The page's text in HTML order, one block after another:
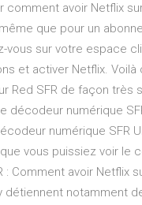
comment avoir Netflix
que pour un
vous sur votre espace
et activer Netflix. Voilà
Red SFR de façon très
décodeur numérique
numérique SFR
vous puissiez voir le
: Comment avoir Netflix
détiennent notamment